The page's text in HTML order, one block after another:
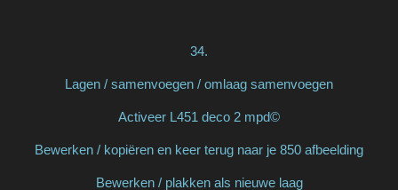
34.
Lagen / samenvoegen / omlaag samenvoegen
Activeer L451 deco 2 mpd©
Bewerken / kopiëren en keer terug naar je 850 afbeelding
Bewerken / plakken als nieuwe laag